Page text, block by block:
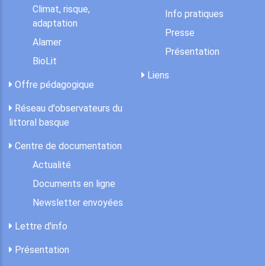
Climat, risque,
adaptation
Alamer
BioLit
Offre pédagogique
Réseau d'observateurs du
littoral basque
Centre de documentation
Actualité
Documents en ligne
Newsletter envoyées
Lettre d'info
Présentation
Info pratiques
Presse
Présentation
Liens